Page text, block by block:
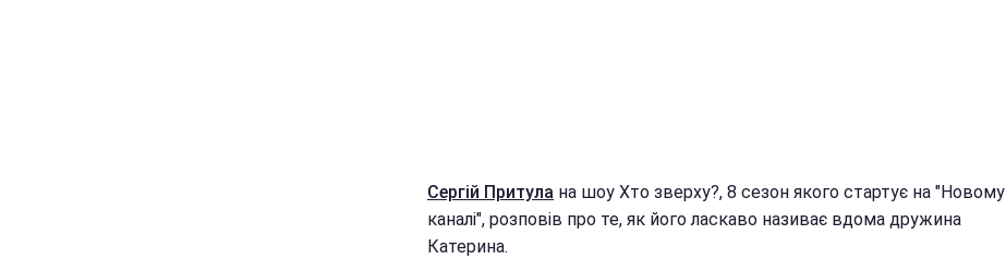
Сергій Притула на шоу Хто зверху?, 8 сезон якого стартує на "Новому
каналі", розповів про те, як його ласкаво називає вдома дружина
Катерина.